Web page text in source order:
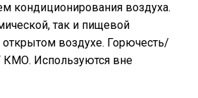
кондиционирования воздуха.
так и пищевой
воздухе. Горючесть/
КМО. Используются вне